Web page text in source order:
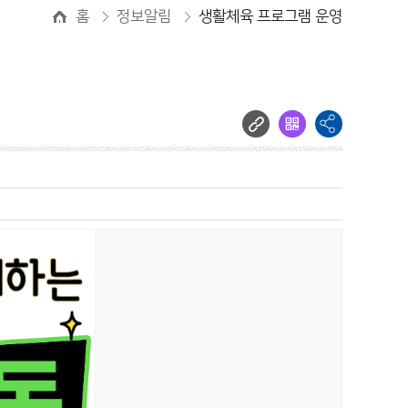
홈 정보알림 생활체육 프로그램 운영